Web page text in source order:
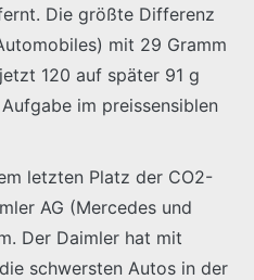
Die größte Differenz
mit 29 Gramm
120 auf später 91 g
im preissensiblen
letzten Platz der CO2-
AG (Mercedes und
Der Daimler hat mit
schwersten Autos in der